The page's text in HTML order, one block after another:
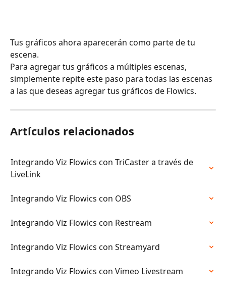
Tus gráficos ahora aparecerán como parte de tu
escena.
Para agregar tus gráficos a múltiples escenas,
simplemente repite este paso para todas las escenas
a las que deseas agregar tus gráficos de Flowics.
Artículos relacionados
Integrando Viz Flowics con TriCaster a través de
LiveLink
Integrando Viz Flowics con OBS
Integrando Viz Flowics con Restream
Integrando Viz Flowics con Streamyard
Integrando Viz Flowics con Vimeo Livestream